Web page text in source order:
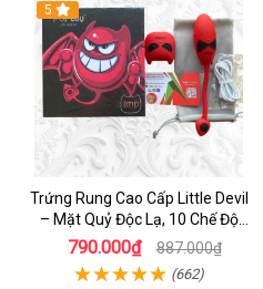
5
Trứng Rung Cao Cấp Little Devil
– Mặt Quỷ Độc Lạ, 10 Chế Độ
Rung Thông Minh
790.000₫ 887.000₫
(662)